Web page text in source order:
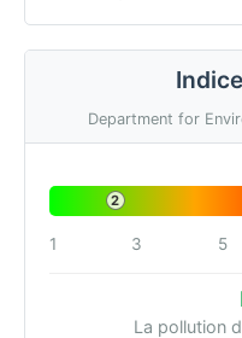
Department for
2
1 3 5
La pollution